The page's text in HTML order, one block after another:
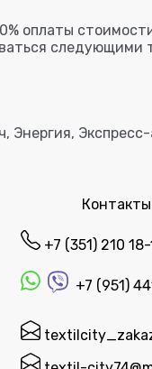
оплаты
Энергия, Экспресс-
+7 (351) 210
+7 (951)